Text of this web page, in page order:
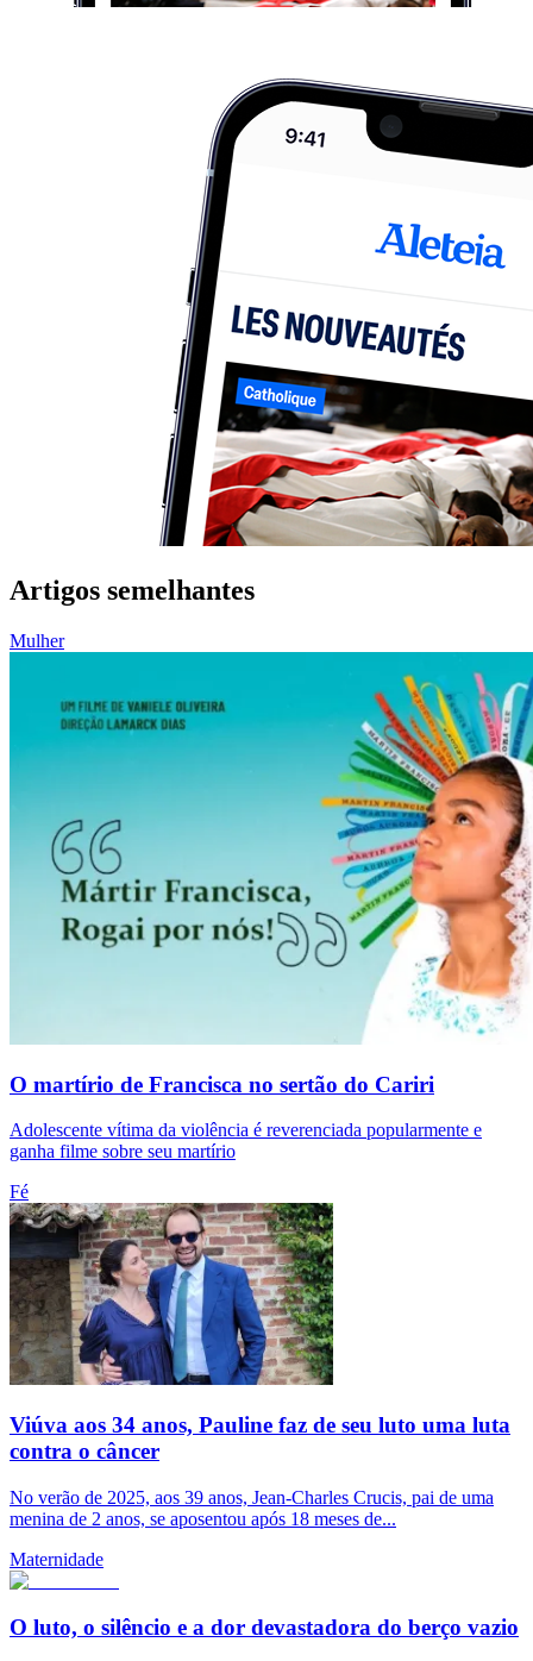
Artigos semelhantes
Mulher
O martírio de Francisca no sertão do Cariri
Adolescente vítima da violência é reverenciada popularmente e
ganha filme sobre seu martírio
Fé
Viúva aos 34 anos, Pauline faz de seu luto uma luta
contra o câncer
No verão de 2025, aos 39 anos, Jean-Charles Crucis, pai de uma
menina de 2 anos, se aposentou após 18 meses de...
Maternidade
O luto, o silêncio e a dor devastadora do berço vazio